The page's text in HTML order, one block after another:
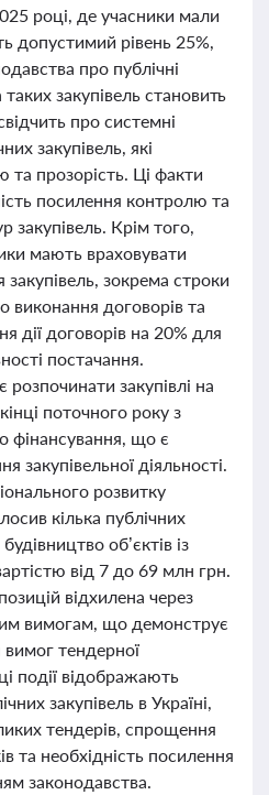
році, де учасники мали
допустимий рівень 25%,
про публічні
закупівель становить
про системні
закупівель, які
та прозорість. Ці факти
посилення контролю та
закупівель. Крім того,
мають враховувати
зокрема строки
виконання договорів та
дії договорів на 20% для
постачання.
закупівлі на
поточного року з
фінансування, що є
закупівельної діяльності.
розвитку
кілька публічних
об’єктів із
від 7 до 69 млн грн.
відхилена через
вимогам, що демонструє
тендерної
події відображають
закупівель в Україні,
тендерів, спрощення
та необхідність посилення
законодавства.